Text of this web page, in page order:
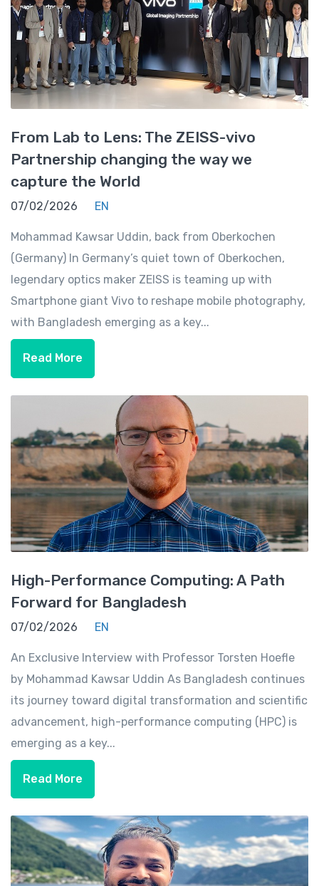
From Lab to Lens: The ZEISS-vivo
Partnership changing the way we
capture the World
07/02/2026 EN
Mohammad Kawsar Uddin, back from Oberkochen
(Germany) In Germany’s quiet town of Oberkochen,
legendary optics maker ZEISS is teaming up with
Smartphone giant Vivo to reshape mobile photography,
with Bangladesh emerging as a key...
Read More
High-Performance Computing: A Path
Forward for Bangladesh
07/02/2026 EN
An Exclusive Interview with Professor Torsten Hoefle
by Mohammad Kawsar Uddin As Bangladesh continues
its journey toward digital transformation and scientific
advancement, high-performance computing (HPC) is
emerging as a key...
Read More